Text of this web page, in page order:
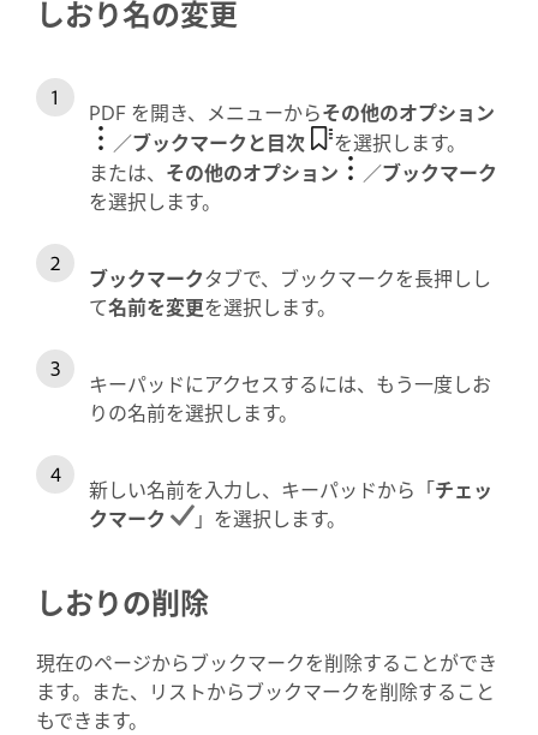
しおり名の変更
PDF を開き、メニューからその他のオプション
／ブックマークと目次
を選択します。
または、 その他のオプション ／ブックマーク
を選択します。
ブックマークタブで、ブックマークを長押しし
て名前を変更を選択します。
キーパッドにアクセスするには、もう一度しお
りの名前を選択します。
新しい名前を入力し、キーパッドから「チェッ
クマーク
」を選択します。
しおりの削除
現在のページからブックマークを削除することができ
ます。また、リストからブックマークを削除すること
もできます。